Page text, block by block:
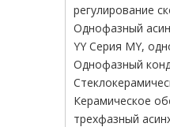
регулирование
Однофазный
YY Серия MY,
Однофазный
Керамическое
трехфазный